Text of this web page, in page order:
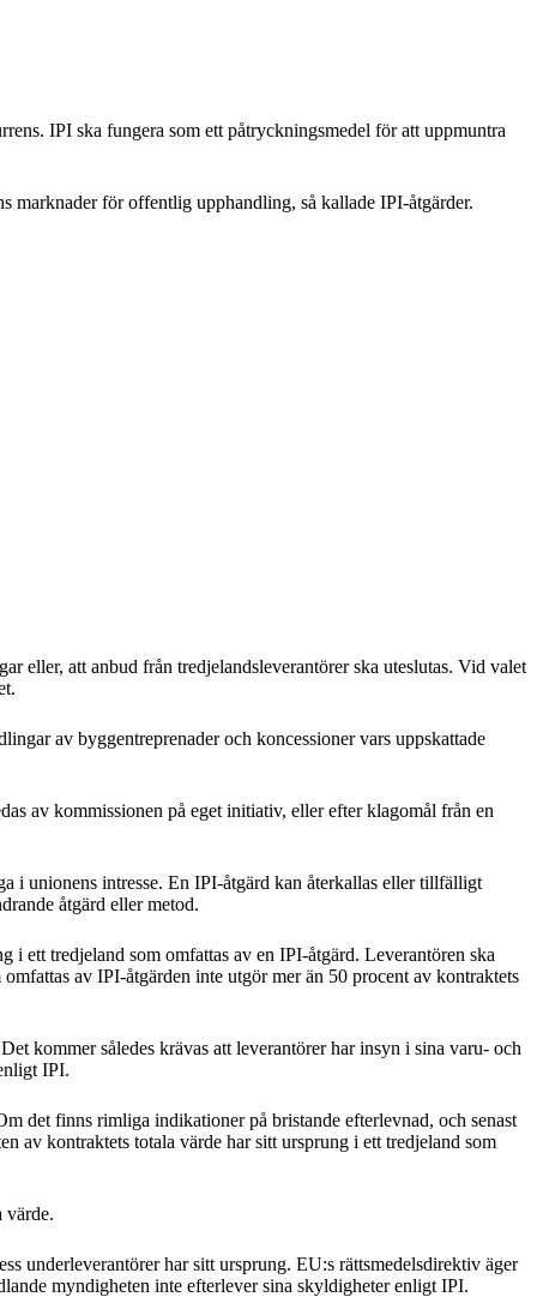
IPI ska fungera som ett påtryckningsmedel för att uppmuntra
marknader för offentlig upphandling, så kallade IPI-åtgärder.
eller, att anbud från tredjelandsleverantörer ska uteslutas. Vid valet
av byggentreprenader och koncessioner vars uppskattade
av kommissionen på eget initiativ, eller efter klagomål från en
i unionens intresse. En IPI-åtgärd kan återkallas eller tillfälligt
åtgärd eller metod.
i ett tredjeland som omfattas av en IPI-åtgärd. Leverantören ska
av IPI-åtgärden inte utgör mer än 50 procent av kontraktets
kommer således krävas att leverantörer har insyn i sina varu- och
IPI.
det finns rimliga indikationer på bristande efterlevnad, och senast
av kontraktets totala värde har sitt ursprung i ett tredjeland som
värde.
underleverantörer har sitt ursprung. EU:s rättsmedelsdirektiv äger
myndigheten inte efterlever sina skyldigheter enligt IPI.